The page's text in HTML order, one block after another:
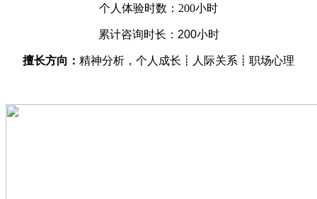
个人体验时数：200小时
累计咨询时长：200小时
擅长方向： 精神分析，个人成长┋人际关系┋职场心理